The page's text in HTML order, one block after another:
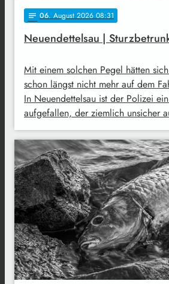
notes 06. August 2026 08:31
Neuendettelsau |
Mit einem solchen Pegel hätten
schon längst nicht mehr auf dem
In Neuendettelsau ist der Polizei
aufgefallen, der ziemlich unsicher